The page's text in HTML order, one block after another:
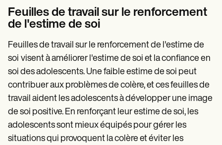
Feuilles de travail sur le renforcement
de l'estime de soi
Feuilles de travail sur le renforcement de l'estime de
soi visent à améliorer l'estime de soi et la confiance en
soi des adolescents. Une faible estime de soi peut
contribuer aux problèmes de colère, et ces feuilles de
travail aident les adolescents à développer une image
de soi positive. En renforçant leur estime de soi, les
adolescents sont mieux équipés pour gérer les
situations qui provoquent la colère et éviter les